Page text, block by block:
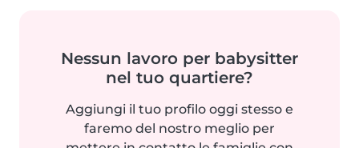
Nessun lavoro per babysitter
nel tuo quartiere?
Aggiungi il tuo profilo oggi stesso e
faremo del nostro meglio per